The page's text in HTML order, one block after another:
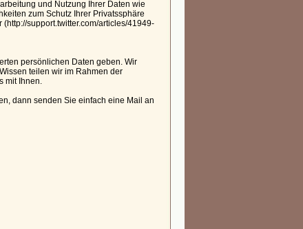
und Nutzung Ihrer Daten wie
zum Schutz Ihrer Privatssphäre
support.twitter.com/articles/41949-
persönlichen Daten geben. Wir
teilen wir im Rahmen der
mit Ihnen.
dann senden Sie einfach eine Mail an